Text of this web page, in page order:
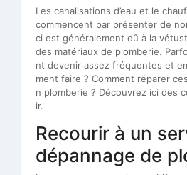
Les canalisations d’eau et le
commencent par présenter de
ci est généralement dû à la
des matériaux de plomberie.
nt devenir assez fréquentes et
ment faire ? Comment réparer
n plomberie ? Découvrez ici des
ir.
Recourir à un
dépannage de